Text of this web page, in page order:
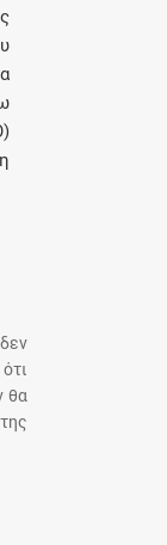
θα